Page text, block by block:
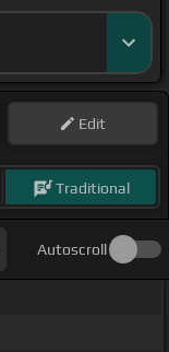
Edit
Traditional
Autoscroll